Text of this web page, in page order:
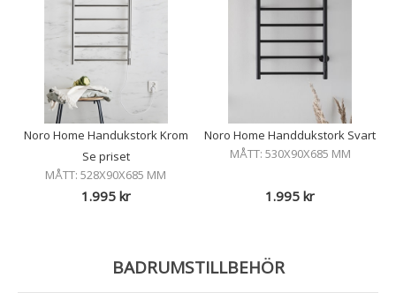
Noro Home Handukstork Krom
Se priset
MÅTT: 528X90X685 MM
1.995kr
Noro Home Handdukstork Svart
MÅTT: 530X90X685 MM
1.995 kr
BADRUMSTILLBEHÖR